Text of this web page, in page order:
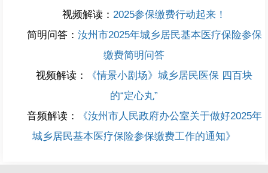
视频解读： 2025参保缴费行动起来！
简明问答： 汝州市2025年城乡居民基本医疗保险参保
缴费简明问答
视频解读：
《情景小剧场》城乡居民医保 四百块
的“定心丸”
音频解读：
《汝州市人民政府办公室关于做好2025年
城乡居民基本医疗保险参保缴费工作的通知》